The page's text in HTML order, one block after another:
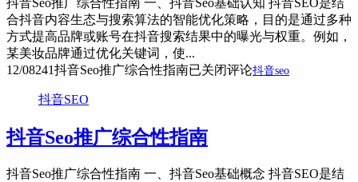
合抖音内容生态与搜索算法的智能优化策略，目的是通过多种
方式提高品牌或账号在抖音搜索结果中的曝光与权重。例如，
某美妆品牌通过优化关键词，使...
12/08241抖音Seo推广综合性指南已关闭评论抖音seo
抖音SEO
抖音Seo推广综合性指南
抖音Seo推广综合性指南 一、抖音Seo基础概念 抖音SEO是结